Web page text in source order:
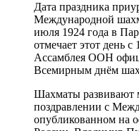
Дата праздника
Международной
июля 1924 года в
отмечает этот день
Ассамблея ООН
Всемирным днём
Шахматы развивают
поздравлении с
опубликованном на